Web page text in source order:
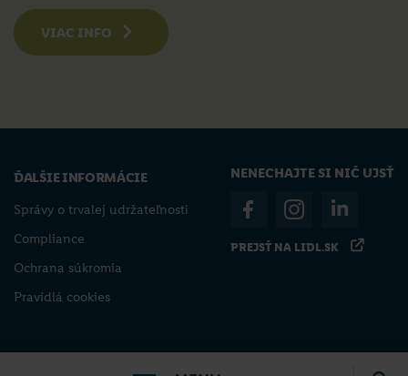
VIAC INFO
ĎALŠIE INFORMÁCIE
Správy o trvalej udržateľnosti
Compliance
Ochrana súkromia
Pravidlá cookies
NENECHAJTE SI NIČ UJSŤ
PREJSŤ NA LIDL.SK